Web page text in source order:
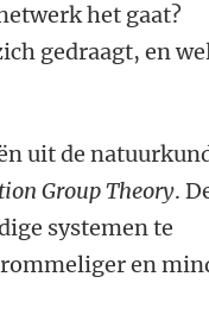
het gaat?
gedraagt, en
uit de
Group Theory.
systemen te
en